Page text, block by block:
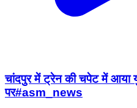
चांदपुर में ट्रेन की चपेट में आया